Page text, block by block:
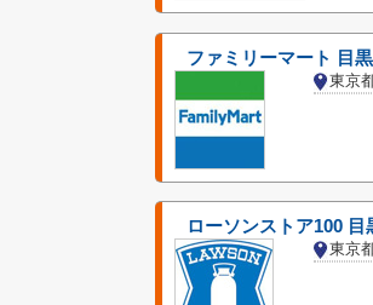
ファミリーマート 目
東京
ローソンストア100 目
東京